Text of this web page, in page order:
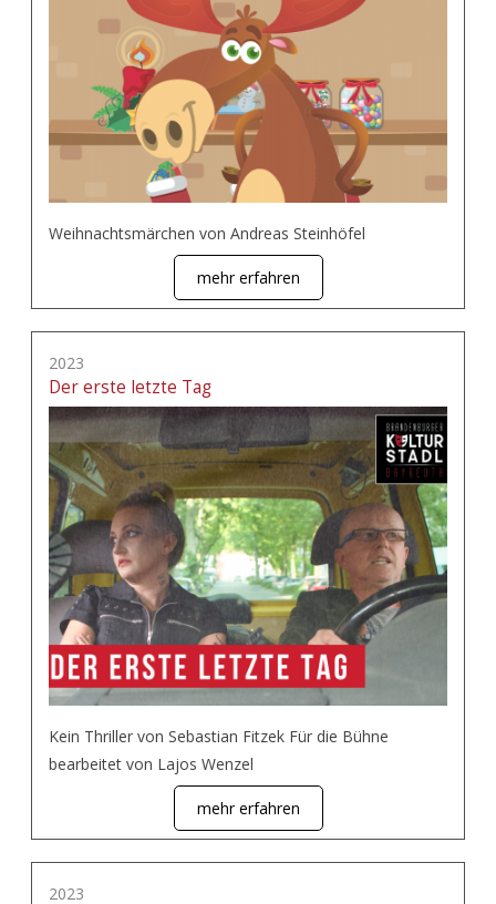
Weihnachtsmärchen von Andreas Steinhöfel
mehr erfahren
2023
Der erste letzte Tag
Kein Thriller von Sebastian Fitzek Für die Bühne
bearbeitet von Lajos Wenzel
mehr erfahren
2023